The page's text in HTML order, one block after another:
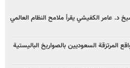
د. عامر الكفيشي يقرأ ملامح النظام العالمي
المرتزقة السعوديين بالصواريخ الباليستية